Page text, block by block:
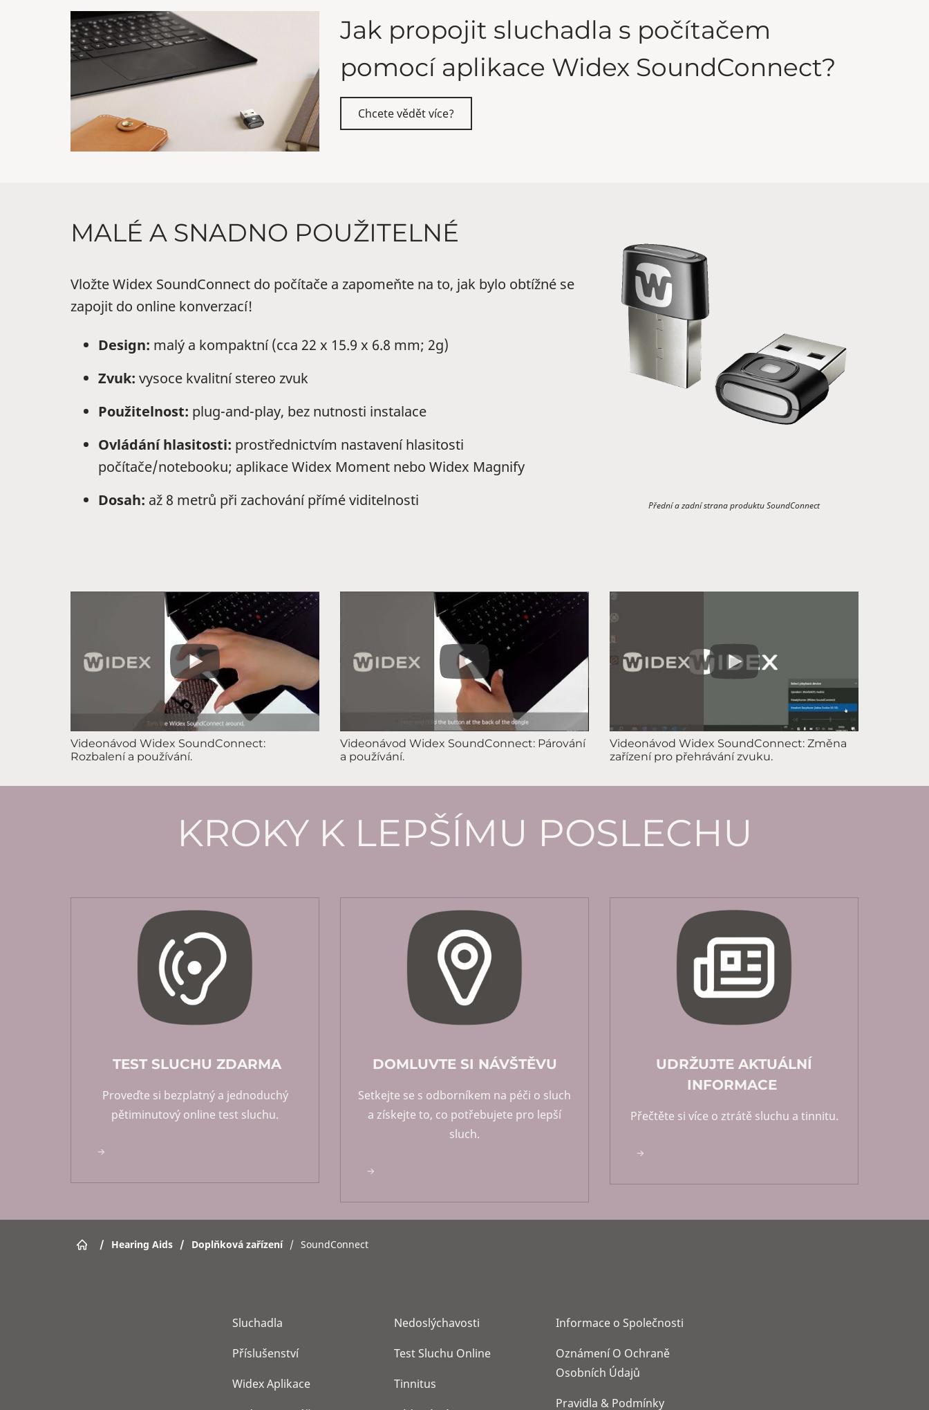
Jak propojit sluchadla s počítačem
pomocí aplikace Widex SoundConnect?
Chcete vědět více?
MALÉ A SNADNO POUŽITELNÉ
Vložte Widex SoundConnect do počítače a zapomeňte na to, jak bylo obtížné se
zapojit do online konverzací!
Design: malý a kompaktní (cca 22 x 15.9 x 6.8 mm; 2g)
Zvuk: vysoce kvalitní stereo zvuk
Použitelnost: plug-and-play, bez nutnosti instalace
Ovládání hlasitosti: prostřednictvím nastavení hlasitosti
počítače/notebooku; aplikace Widex Moment nebo Widex Magnify
Dosah: až 8 metrů při zachování přímé viditelnosti Přední a zadní strana produktu SoundConnect
Videonávod Widex SoundConnect:
Rozbalení a používání.
Videonávod Widex SoundConnect: Párování
a používání.
Videonávod Widex SoundConnect: Změna
zařízení pro přehrávání zvuku.
KROKY K LEPŠÍMU POSLECHU
TEST SLUCHU ZDARMA
Proveďte si bezplatný a jednoduchý
pětiminutový online test sluchu.
DOMLUVTE SI NÁVŠTĚVU
Setkejte se s odborníkem na péči o sluch
a získejte to, co potřebujete pro lepší
sluch.
UDRŽUJTE AKTUÁLNÍ
INFORMACE
Přečtěte si více o ztrátě sluchu a tinnitu.
/ Hearing Aids / Doplňková zařízení / SoundConnect
Sluchadla
Příslušenství
Widex Aplikace
Nedoslýchavosti
Test Sluchu Online
Tinnitus
Informace o Společnosti
Oznámení O Ochraně
Osobních Údajů
Pravidla & Podmínky